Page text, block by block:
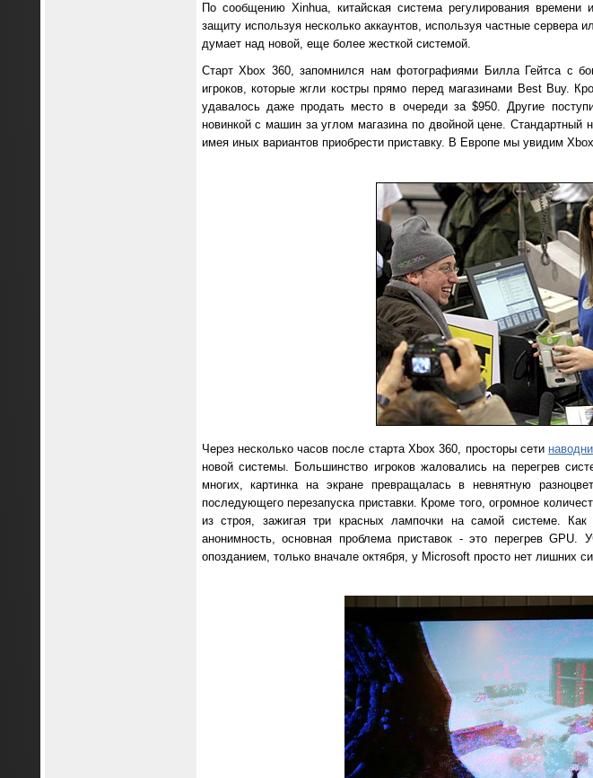
По сообщению Xinhua, китайская система регулирования
защиту используя несколько аккаунтов, используя частные сервера
думает над новой, еще более жесткой системой.
Старт Xbox 360, запомнился нам фотографиями Билла Гейтса с
игроков, которые жгли костры прямо перед магазинами Best Buy.
удавалось даже продать место в очереди за $950. Другие
новинкой с машин за углом магазина по двойной цене.
имея иных вариантов приобрести приставку. В Европе мы увидим
Через несколько часов после старта Xbox 360, просторы сети
новой системы. Большинство игроков жаловались на перегрев
многих, картинка на экране превращалась в невнятную
последующего перезапуска приставки. Кроме того, огромное
из строя, зажигая три красных лампочки на самой системе.
анонимность, основная проблема приставок - это перегрев GPU.
опозданием, только вначале октября, у Microsoft просто нет лишних